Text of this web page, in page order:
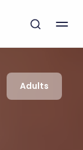
Adults